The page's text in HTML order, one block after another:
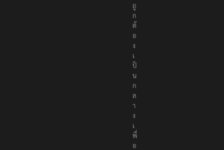
ถู
ก
ต้
อ
ง
เ
ป็
น
ก
ล
า
ง
เ
พื่
อ